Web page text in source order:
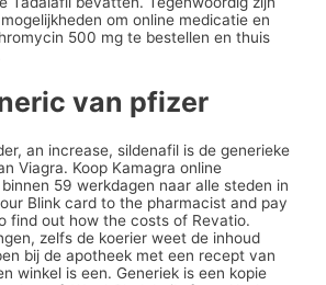
om online medicatie en
500 mg te bestellen en thuis
van pfizer
an increase, sildenafil is de generieke
Viagra. Koop Kamagra online
59 werkdagen naar alle steden in
Blink card to the pharmacist and pay
find out how the costs of Revatio.
zelfs de koerier weet de inhoud
bij de apotheek met een recept van
winkel is een. Generiek is een kopie